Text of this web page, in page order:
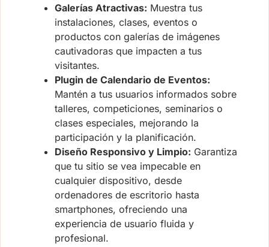
Galerías Atractivas: Muestra tus
instalaciones, clases, eventos o
productos con galerías de imágenes
cautivadoras que impacten a tus
visitantes.
Plugin de Calendario de Eventos:
Mantén a tus usuarios informados sobre
talleres, competiciones, seminarios o
clases especiales, mejorando la
participación y la planificación.
Diseño Responsivo y Limpio: Garantiza
que tu sitio se vea impecable en
cualquier dispositivo, desde
ordenadores de escritorio hasta
smartphones, ofreciendo una
experiencia de usuario fluida y
profesional.